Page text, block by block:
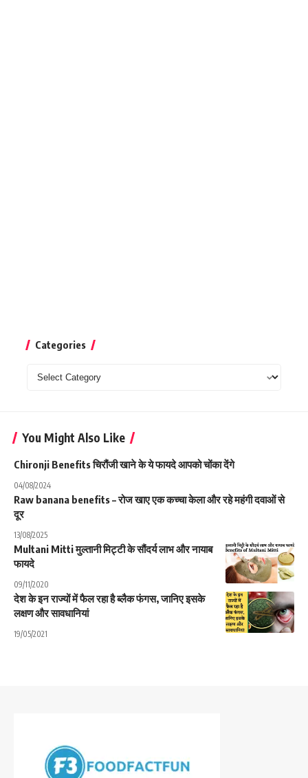
Categories
Categories
You Might Also Like
Chironji Benefits चिरौंजी खाने के ये फायदे आपको चोंका देंगे
04/08/2024
Raw banana benefits – रोज खाए एक कच्चा केला और रहे महंगी दवाओं से
दूर
13/08/2025
Multani Mitti मुल्तानी मिट्टी के सौंदर्य लाभ और नायाब
फायदे
09/11/2020
देश के इन राज्यों में फैल रहा है ब्लैक फंगस, जानिए इसके
लक्षण और सावधानियां
19/05/2021